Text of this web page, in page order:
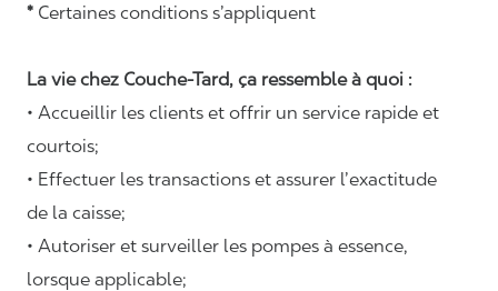
* Certaines conditions s’appliquent
La vie chez Couche-Tard, ça ressemble à quoi :
• Accueillir les clients et offrir un service rapide et
courtois;
• Effectuer les transactions et assurer l’exactitude
de la caisse;
• Autoriser et surveiller les pompes à essence,
lorsque applicable;